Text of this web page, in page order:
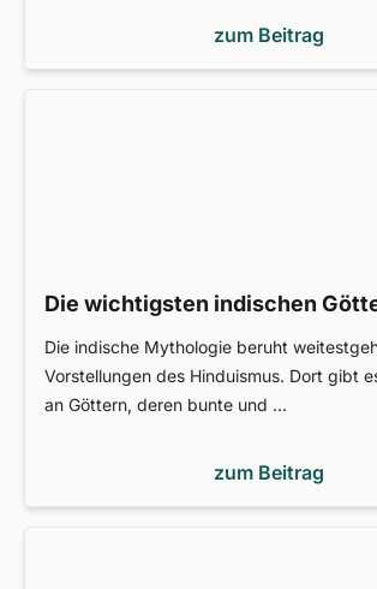
zum Beitrag
Die wichtigsten indischen
Die indische Mythologie beruht
Vorstellungen des Hinduismus. Dort gibt
an Göttern, deren bunte und …
zum Beitrag